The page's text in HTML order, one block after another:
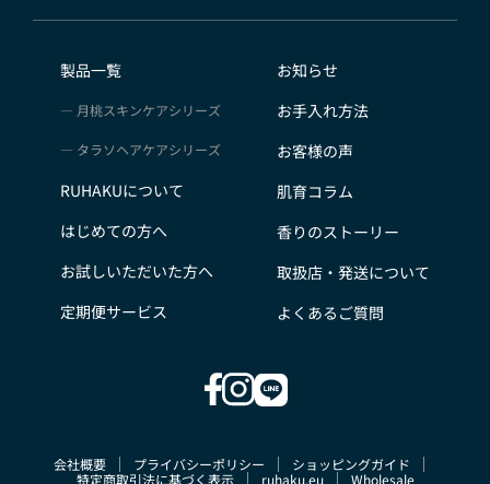
号、購入履歴などの大切な個人情報がネットサーバ上に
管理するものとし、法令などにより開示が求められる場
合を除き、開示しないものとします。
合があります。
お客様からの会員登録を承認しない場合
録した場合や、本人以外の第三者の会員登録をした場
合、過去に会員除名処分を受けたことがある場合など、
また一度承認した会員であっても前述のいずれかである
個人利用以外に転用、商用することを禁止します
製品一覧
月桃スキンケアシリーズ
タラソヘアケアシリーズ
RUHAKUについて
はじめての方へ
お試しいただいた方へ
定期便サービス
お知らせ
お手入れ方法
お客様の声
肌育コラム
香りのストーリー
取扱店・発送について
よくあるご質問
会社概要 プライバシーポリシー
ショッピングガイド
特定商取引法に基づく表示
ruhaku.eu Wholesale